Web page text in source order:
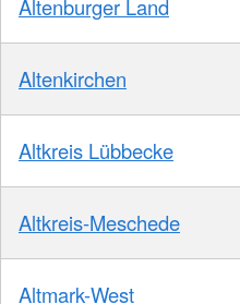
Altenburger Land
Altenkirchen
Altkreis Lübbecke
Altkreis-Meschede
Altmark-West